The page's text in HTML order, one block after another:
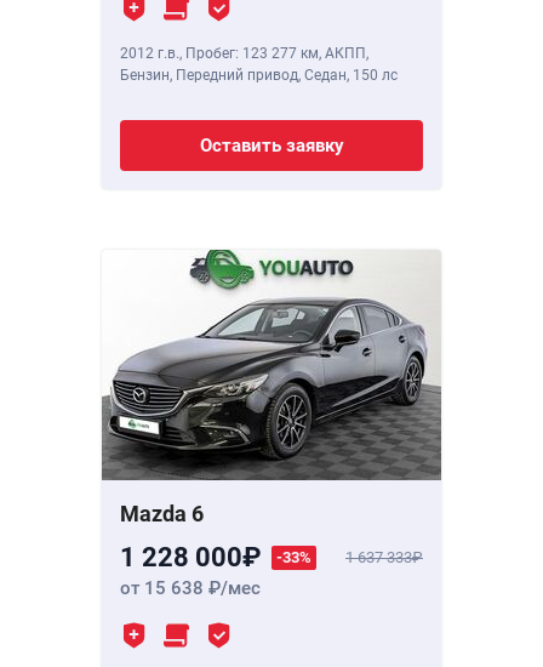
2012 г.в., Пробег: 123 277 км, АКПП,
Бензин, Передний привод, Седан, 150 лс
Оставить заявку
Mazda 6
1 228 000 -33% 1 637 333
от 15 638 /мес